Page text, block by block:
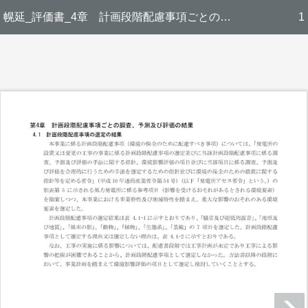
幌延_評価書_4章 計画段階配慮事項ごとの調査、予測及び評価の結果 1